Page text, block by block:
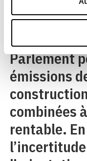
tôt
des
Parlement
émissions
combinées
rentable.